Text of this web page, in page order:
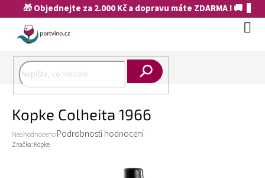
na
🎁 Objednejte za 2.000 Kč a dopravu máte ZDARMA ! 🚚
Kopke Colheita 1966
Průměrné
hodnocení
NeohodnocenoPodrobnosti hodnocení
Značka: Kopke